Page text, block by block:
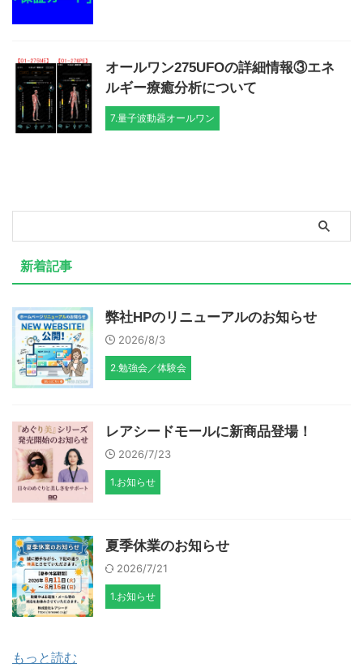
オールワン275UFOの詳細情報③エネ
ルギー療癒分析について
7.量子波動器オールワン
新着記事
弊社HPのリニューアルのお知らせ
2026/8/3
2.勉強会／体験会
レアシードモールに新商品登場！
2026/7/23
1.お知らせ
夏季休業のお知らせ
2026/7/21
1.お知らせ
もっと読む